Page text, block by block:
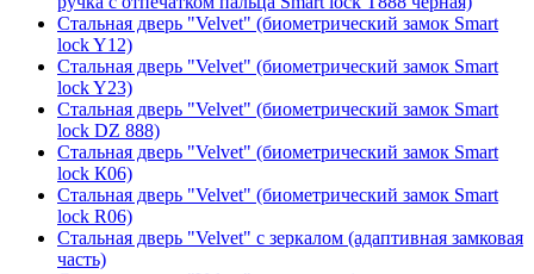
Стальная дверь "Velvet" (биометрический замок Smart
lock Y12)
Стальная дверь "Velvet" (биометрический замок Smart
lock Y23)
Стальная дверь "Velvet" (биометрический замок Smart
lock DZ 888)
Стальная дверь "Velvet" (биометрический замок Smart
lock К06)
Стальная дверь "Velvet" (биометрический замок Smart
lock R06)
Стальная дверь "Velvet" с зеркалом (адаптивная замковая
часть)